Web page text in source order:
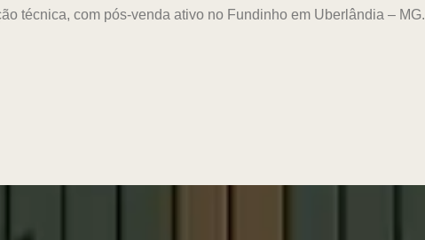
técnica, com pós-venda ativo no Fundinho em Uberlândia – MG.